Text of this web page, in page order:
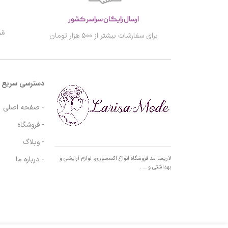
ارسال رایگان سراسر کشور
برای سفارشات بیشتر از 500 هزار تومان
لاریسا مد فروشگاه انواع اکسسوری، لوازم آرایشی و
بهداشتی و … .
دسترسی سریع
- صفحه اصلی
- فروشگاه
- وبلاگ
- درباره ما